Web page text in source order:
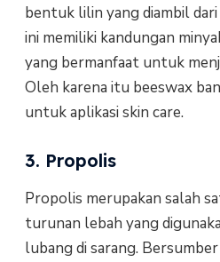
bentuk lilin yang diambil
ini memiliki kandungan
yang bermanfaat untuk
Oleh karena itu beeswax
untuk aplikasi skin care.
3. Propolis
Propolis merupakan salah
turunan lebah yang
lubang di sarang.